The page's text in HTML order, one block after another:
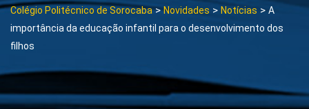
Colégio Politécnico de Sorocaba>Novidades > Notícias > A
importância da educação infantil para o desenvolvimento dos
filhos